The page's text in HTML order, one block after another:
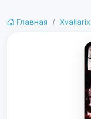
Главная Xvallarix